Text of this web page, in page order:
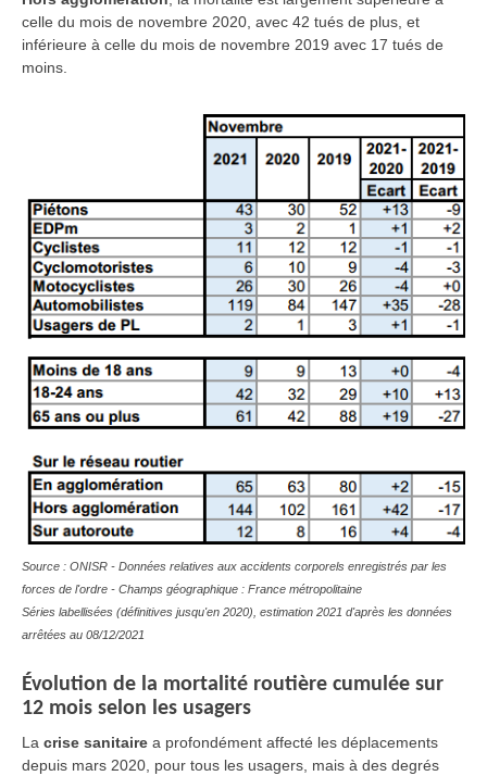
celle du mois de novembre 2020, avec 42 tués de plus, et
inférieure à celle du mois de novembre 2019 avec 17 tués de
moins.
Source : ONISR - Données relatives aux accidents corporels enregistrés par les
forces de l'ordre - Champs géographique : France métropolitaine
Séries labellisées (définitives jusqu'en 2020), estimation 2021 d'après les données
arrêtées au 08/12/2021
Évolution de la mortalité routière cumulée sur
12 mois selon les usagers
La crise sanitaire a profondément affecté les déplacements
depuis mars 2020, pour tous les usagers, mais à des degrés